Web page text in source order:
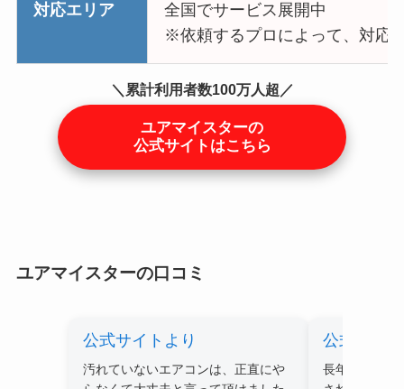
対応エリア
全国でサービス展開中
※依頼するプロによって、対応
＼累計利用者数100万人超／
ユアマイスターの
公式サイトはこちら
ユアマイスターの口コミ
公式サイトより
汚れていないエアコンは、正直にや
公式サイ
長年蓄積され